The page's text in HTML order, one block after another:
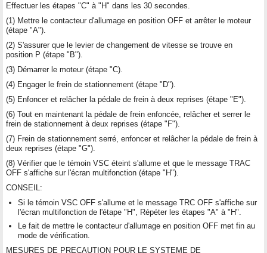
Effectuer les étapes "C" à "H" dans les 30 secondes.
(1) Mettre le contacteur d'allumage en position OFF et arrêter le moteur
(étape "A").
(2) S'assurer que le levier de changement de vitesse se trouve en
position P (étape "B").
(3) Démarrer le moteur (étape "C).
(4) Engager le frein de stationnement (étape "D").
(5) Enfoncer et relâcher la pédale de frein à deux reprises (étape "E").
(6) Tout en maintenant la pédale de frein enfoncée, relâcher et serrer le
frein de stationnement à deux reprises (étape "F").
(7) Frein de stationnement serré, enfoncer et relâcher la pédale de frein à
deux reprises (étape "G").
(8) Vérifier que le témoin VSC éteint s'allume et que le message TRAC
OFF s'affiche sur l'écran multifonction (étape "H").
CONSEIL:
Si le témoin VSC OFF s'allume et le message TRC OFF s'affiche sur
l'écran multifonction de l'étape "H", Répéter les étapes "A" à "H".
Le fait de mettre le contacteur d'allumage en position OFF met fin au
mode de vérification.
MESURES DE PRECAUTION POUR LE SYSTEME DE